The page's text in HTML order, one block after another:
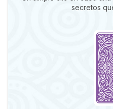
secretos